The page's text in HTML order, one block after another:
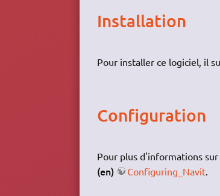
Installation
Pour installer ce logiciel, il
Configuration
Pour plus d'informations
(en) Configuring_Navit.